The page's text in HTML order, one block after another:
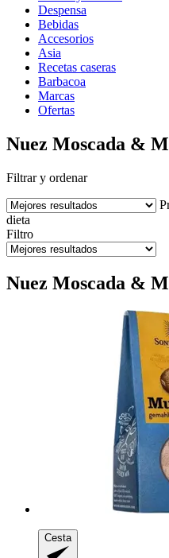
Despensa
Bebidas
Accesorios
Asia
Recetas caseras
Barbacoa
Marcas
Ofertas
Nuez Moscada &
Filtrar y ordenar
dieta
Filtro
Nuez Moscada &
Cesta